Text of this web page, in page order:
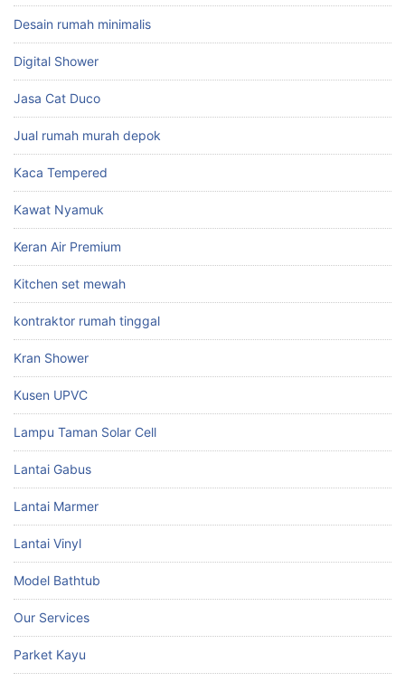
Desain rumah minimalis
Digital Shower
Jasa Cat Duco
Jual rumah murah depok
Kaca Tempered
Kawat Nyamuk
Keran Air Premium
Kitchen set mewah
kontraktor rumah tinggal
Kran Shower
Kusen UPVC
Lampu Taman Solar Cell
Lantai Gabus
Lantai Marmer
Lantai Vinyl
Model Bathtub
Our Services
Parket Kayu